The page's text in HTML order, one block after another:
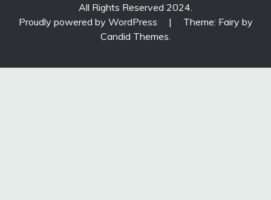
All Rights Reserved 2024.
Proudly powered by WordPress
|
Theme: Fairy by
Candid Themes